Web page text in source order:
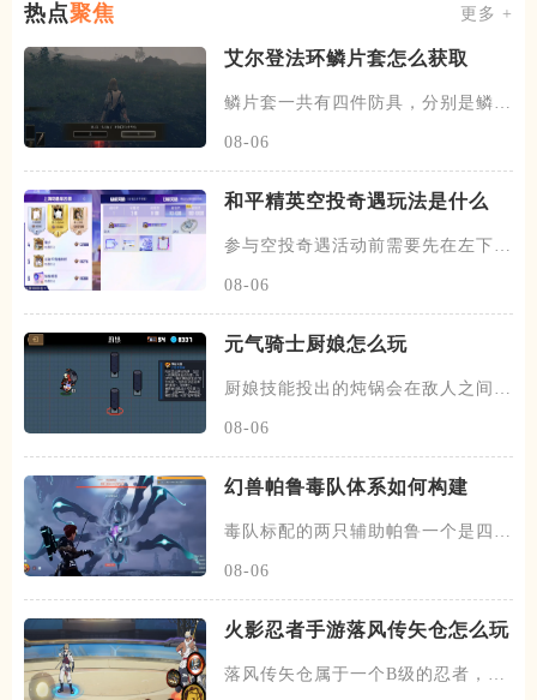
热点聚焦 更多 +
艾尔登法环鳞片套怎么获取
鳞片套一共有四件防具，分别是鳞片
08-06
和平精英空投奇遇玩法是什么
参与空投奇遇活动前需要先在左下角
08-06
元气骑士厨娘怎么玩
厨娘技能投出的炖锅会在敌人之间反
08-06
幻兽帕鲁毒队体系如何构建
毒队标配的两只辅助帕鲁一个是四星
08-06
火影忍者手游落风传矢仓怎么玩
落风传矢仓属于一个B级的忍者，带